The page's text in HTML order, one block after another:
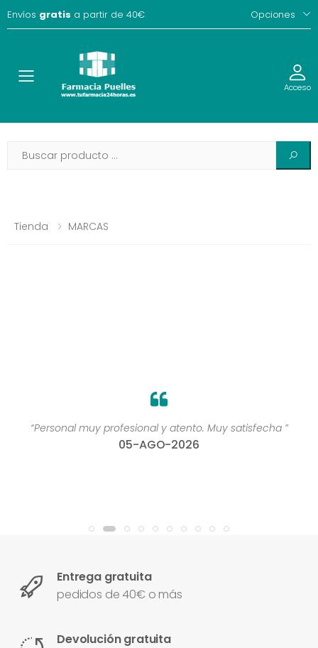
Envíos gratis a partir de 40€ Opciones
Toggle Acceso
Tienda MARCAS
“Personal muy profesional y atento. Muy satisfecha ”
05-AGO-2026
Entrega gratuita
pedidos de 40€ o más
Devolución gratuita